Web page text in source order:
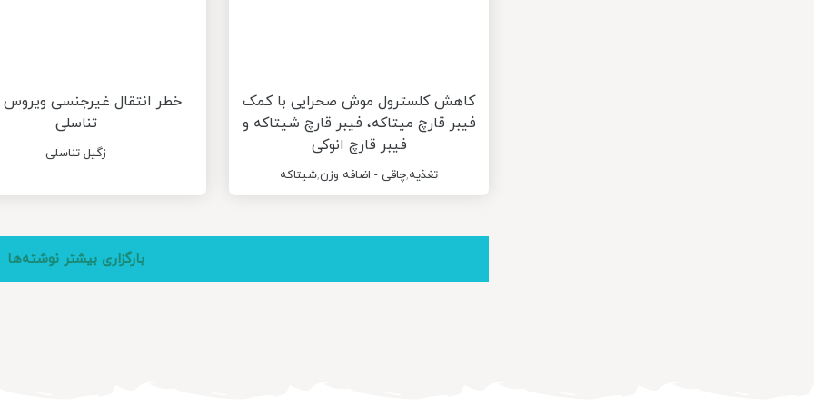
کاهش کلسترول موش صحرایی با کمک
فیبر قارچ میتاکه، فیبر قارچ شیتاکه و
فیبر قارچ انوکی
تغذیه,چاقی - اضافه وزن,شیتاکه
خطر انتقال غیرجنسی ویروس
تناسلی
زگیل تناسلی
بارگزاری بیشتر نوشته‌ها